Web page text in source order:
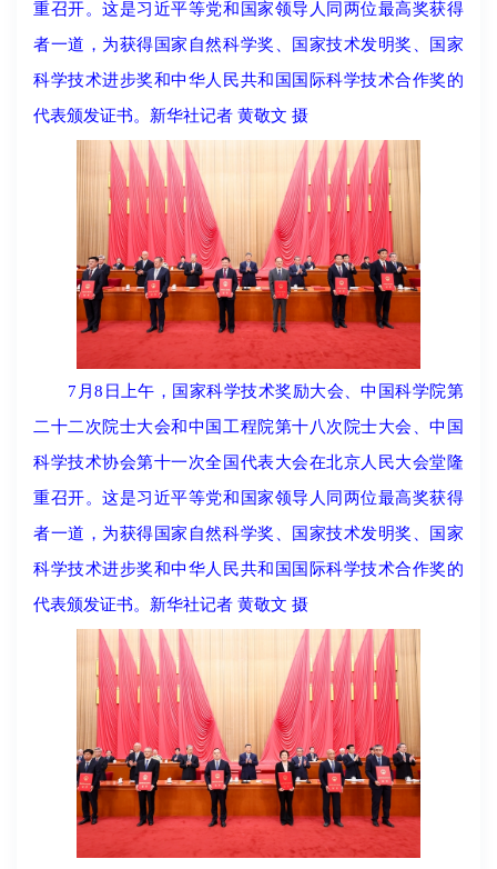
重召开。这是习近平等党和国家领导人同两位最高奖获得
者一道，为获得国家自然科学奖、国家技术发明奖、国家
科学技术进步奖和中华人民共和国国际科学技术合作奖的
代表颁发证书。新华社记者 黄敬文 摄
7月8日上午，国家科学技术奖励大会、中国科学院第
二十二次院士大会和中国工程院第十八次院士大会、中国
科学技术协会第十一次全国代表大会在北京人民大会堂隆
重召开。这是习近平等党和国家领导人同两位最高奖获得
者一道，为获得国家自然科学奖、国家技术发明奖、国家
科学技术进步奖和中华人民共和国国际科学技术合作奖的
代表颁发证书。新华社记者 黄敬文 摄